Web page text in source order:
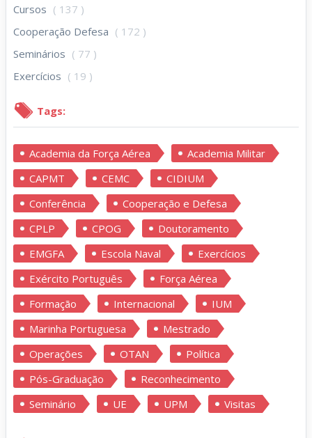
Cursos ( 137 )
Cooperação Defesa ( 172 )
Seminários ( 77 )
Exercícios ( 19 )
Tags:
Academia da Força Aérea
Academia Militar
CAPMT
CEMC
CIDIUM
Conferência
Cooperação e Defesa
CPLP
CPOG
Doutoramento
EMGFA
Escola Naval
Exercícios
Exército Português
Força Aérea
Formação
Internacional
IUM
Marinha Portuguesa
Mestrado
Operações
OTAN
Política
Pós-Graduação
Reconhecimento
Seminário
UE UPM Visitas